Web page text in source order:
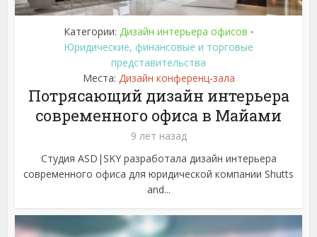
Категории: Дизайн интерьера офисов •
Юридические, финансовые и торговые
представительства
Места: Дизайн конференц-зала
Потрясающий дизайн интерьера
современного офиса в Майами
9 лет назад
Студия ASD|SKY разработала дизайн интерьера
современного офиса для юридической компании Shutts
and...